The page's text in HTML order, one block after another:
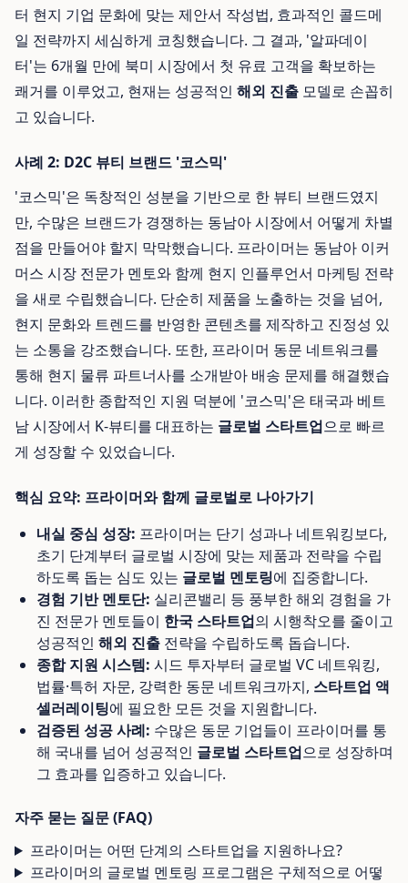
터 현지 기업 문화에 맞는 제안서 작성법, 효과적인 콜드메
일 전략까지 세심하게 코칭했습니다. 그 결과, '알파데이
터'는 6개월 만에 북미 시장에서 첫 유료 고객을 확보하는
쾌거를 이루었고, 현재는 성공적인 해외 진출 모델로 손꼽히
고 있습니다.
사례 2: D2C 뷰티 브랜드 '코스믹'
'코스믹'은 독창적인 성분을 기반으로 한 뷰티 브랜드였지
만, 수많은 브랜드가 경쟁하는 동남아 시장에서 어떻게 차별
점을 만들어야 할지 막막했습니다. 프라이머는 동남아 이커
머스 시장 전문가 멘토와 함께 현지 인플루언서 마케팅 전략
을 새로 수립했습니다. 단순히 제품을 노출하는 것을 넘어,
현지 문화와 트렌드를 반영한 콘텐츠를 제작하고 진정성 있
는 소통을 강조했습니다. 또한, 프라이머 동문 네트워크를
통해 현지 물류 파트너사를 소개받아 배송 문제를 해결했습
니다. 이러한 종합적인 지원 덕분에 '코스믹'은 태국과 베트
남 시장에서 K-뷰티를 대표하는 글로벌 스타트업으로 빠르
게 성장할 수 있었습니다.
핵심 요약: 프라이머와 함께 글로벌로 나아가기
내실 중심 성장: 프라이머는 단기 성과나 네트워킹보다,
초기 단계부터 글로벌 시장에 맞는 제품과 전략을 수립
하도록 돕는 심도 있는 글로벌 멘토링에 집중합니다.
경험 기반 멘토단: 실리콘밸리 등 풍부한 해외 경험을 가
진 전문가 멘토들이 한국 스타트업의 시행착오를 줄이고
성공적인 해외 진출 전략을 수립하도록 돕습니다.
종합 지원 시스템: 시드 투자부터 글로벌 VC 네트워킹,
법률·특허 자문, 강력한 동문 네트워크까지, 스타트업 액
셀러레이팅에 필요한 모든 것을 지원합니다.
검증된 성공 사례: 수많은 동문 기업들이 프라이머를 통
해 국내를 넘어 성공적인 글로벌 스타트업으로 성장하며
그 효과를 입증하고 있습니다.
자주 묻는 질문 (FAQ)
프라이머는 어떤 단계의 스타트업을 지원하나요?
프라이머의 글로벌 멘토링 프로그램은 구체적으로 어떻